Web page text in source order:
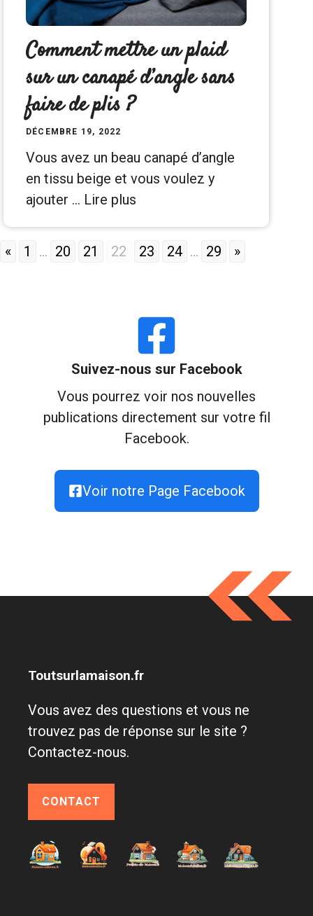
Comment mettre un plaid
sur un canapé d’angle sans
faire de plis ?
DÉCEMBRE 19, 2022
Vous avez un beau canapé d’angle
en tissu beige et vous voulez y
ajouter … Lire plus
« 1 ... 20 21 22 23 24 ... 29 »
Suivez-nous sur Facebook
Vous pourrez voir nos nouvelles
publications directement sur votre fil
Facebook.
Voir notre Page Facebook
Toutsurlamaison.fr
Vous avez des questions et vous ne
trouvez pas de réponse sur le site ?
Contactez-nous.
CONTACT